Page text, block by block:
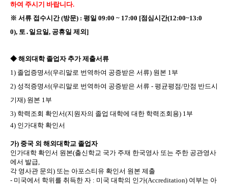
하여 주시기 바랍니다.
※ 서류 접수시간(방문) : 평일 09:00 ~ 17:00 [점심시간(12:00~13:0
0), 토․ 일요일, 공휴일 제외 ]
◆ 해외대학 졸업자 추가 제출서류
1) 졸업증명서(우리말로 번역하여 공증받은 서류) 원본 1부
2) 성적증명서(우리말로 번역하여 공증받은 서류 - 평균평점/만점 반드시
기재) 원본 1부
3) 학력조회 확인서(지원자의 졸업 대학에 대한 학력조회용) 1부
4) 인가대학 확인서
가) 중국 외 해외대학교 졸업자
인가대학 확인서 원본(출신학교 국가 주재 한국영사 또는 주한 공관영사
에서 발급,
각 영사관 문의) 또는 아포스티유 확인서 원본 제출
- 미국에서 학위를 취득한 자 : 미국 대학의 인가(Accreditation) 여부는 아